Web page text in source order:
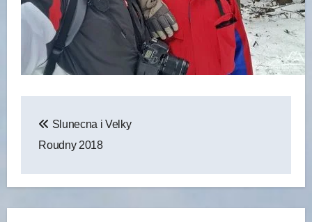
wpisu
Slunecna i Velky
Roudny 2018